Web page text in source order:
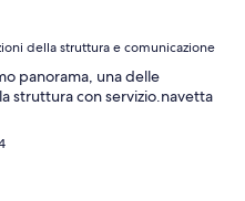
della struttura e comunicazione
panorama, una delle
struttura con servizio.navetta